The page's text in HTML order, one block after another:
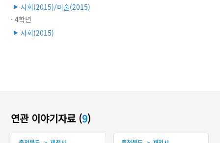
▶ 사회(2015)/미술(2015)
· 4학년
▶ 사회(2015)
연관 이야기자료 (9)